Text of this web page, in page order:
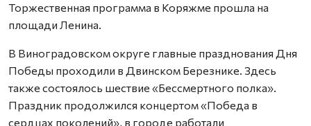
Торжественная программа в Коряжме прошла на
площади Ленина.
В Виноградовском округе главные празднования Дня
Победы проходили в Двинском Березнике. Здесь
также состоялось шествие «Бессмертного полка».
Праздник продолжился концертом «Победа в
сердцах поколений», в городе работали